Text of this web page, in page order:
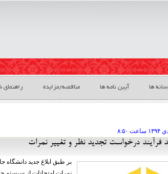
ها آیین نامه ها مناقصه/مزایده راهنمای
ساعت ۸:۵۰
فرآیند درخواست تجدید نظر و تغییر نمرات
بر طبق ابلاغ جدید